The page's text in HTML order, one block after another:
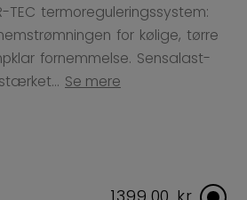
TEC termoreguleringssystem:
for kølige, tørre
fornemmelse. Sensalast-
Se mere